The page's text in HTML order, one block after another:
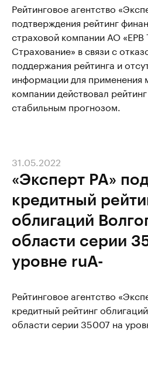
Рейтинговое агентство
подтверждения рейтинг
страховой компании АО «ЕРВ
Страхование» в связи с
поддержания рейтинга и
информации для применения
компании действовал
стабильным прогнозом.
«Эксперт РА»
кредитный
облигаций
области серии
уровне ruА-
31.05.2022
Рейтинговое агентство
кредитный рейтинг
области серии 35007 на